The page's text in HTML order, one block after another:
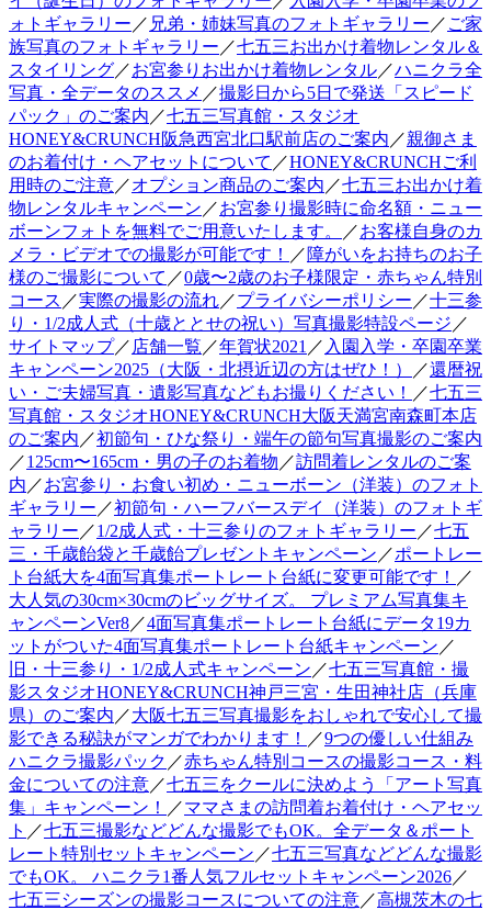
ォトギャラリー ／ 兄弟・姉妹写真のフォトギャラリー ／ ご家
族写真のフォトギャラリー ／七五三お出かけ着物レンタル＆
スタイリング／お宮参りお出かけ着物レンタル／ハニクラ全
写真・全データのススメ ／撮影日から5日で発送「スピード
パック」のご案内 ／七五三写真館・スタジオ
HONEY&CRUNCH阪急西宮北口駅前店のご案内 ／親御さま
のお着付け・ヘアセットについて ／HONEY&CRUNCHご利
用時のご注意／オプション商品のご案内 ／七五三お出かけ着
物レンタルキャンペーン ／お宮参り撮影時に命名額・ニュー
ボーンフォトを無料でご用意いたします。
／お客様自身のカ
メラ・ビデオでの撮影が可能です！ ／障がいをお持ちのお子
様のご撮影について ／0歳〜2歳のお子様限定・赤ちゃん特別
コース ／実際の撮影の流れ／プライバシーポリシー ／十三参
り・1/2成人式（十歳ととせの祝い）写真撮影特設ページ ／
サイトマップ／ 店舗一覧 ／年賀状2021 ／ 入園入学・卒園卒業
キャンペーン2025（大阪・北摂近辺の方はぜひ！）
／還暦祝
い・ご夫婦写真・遺影写真などもお撮りください！ ／七五三
写真館・スタジオHONEY&CRUNCH大阪天満宮南森町本店
のご案内 ／初節句・ひな祭り・端午の節句写真撮影のご案内
／125cm〜165cm・男の子のお着物 ／訪問着レンタルのご案
内 ／お宮参り・お食い初め・ニューボーン（洋装）のフォト
ギャラリー ／初節句・ハーフバースデイ（洋装）のフォトギ
ャラリー ／1/2成人式・十三参りのフォトギャラリー ／七五
三・千歳飴袋と千歳飴プレゼントキャンペーン ／ポートレー
ト台紙大を4面写真集ポートレート台紙に変更可能です！ ／
大人気の30cm×30cmのビッグサイズ。 プレミアム写真集キ
ャンペーンVer8／4面写真集ポートレート台紙にデータ19カ
ットがついた4面写真集ポートレート台紙キャンペーン ／
旧・十三参り・1/2成人式キャンペーン ／七五三写真館・撮
影スタジオHONEY&CRUNCH神戸三宮・生田神社店（兵庫
県）のご案内 ／大阪七五三写真撮影をおしゃれで安心して撮
影できる秘訣がマンガでわかります！ ／9つの優しい仕組み
ハニクラ撮影パック ／赤ちゃん特別コースの撮影コース・料
金についての注意／七五三をクールに決めよう「アート写真
集」キャンペーン！ ／ママさまの訪問着お着付け・ヘアセッ
ト ／七五三撮影などどんな撮影でもOK。全データ＆ポート
レート特別セットキャンペーン ／七五三写真などどんな撮影
でもOK。 ハニクラ1番人気フルセットキャンペーン2026／
七五三シーズンの撮影コースについての注意／高槻茨木の七